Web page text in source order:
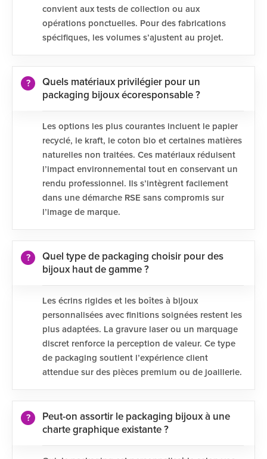
convient aux tests de collection ou aux
opérations ponctuelles. Pour des fabrications
spécifiques, les volumes s’ajustent au projet.
Quels matériaux privilégier pour un
packaging bijoux écoresponsable ?
Les options les plus courantes incluent le papier
recyclé, le kraft, le coton bio et certaines matières
naturelles non traitées. Ces matériaux réduisent
l’impact environnemental tout en conservant un
rendu professionnel. Ils s’intègrent facilement
dans une démarche RSE sans compromis sur
l’image de marque.
Quel type de packaging choisir pour des
bijoux haut de gamme ?
Les écrins rigides et les boîtes à bijoux
personnalisées avec finitions soignées restent les
plus adaptées. La gravure laser ou un marquage
discret renforce la perception de valeur. Ce type
de packaging soutient l’expérience client
attendue sur des pièces premium ou de joaillerie.
Peut-on assortir le packaging bijoux à une
charte graphique existante ?